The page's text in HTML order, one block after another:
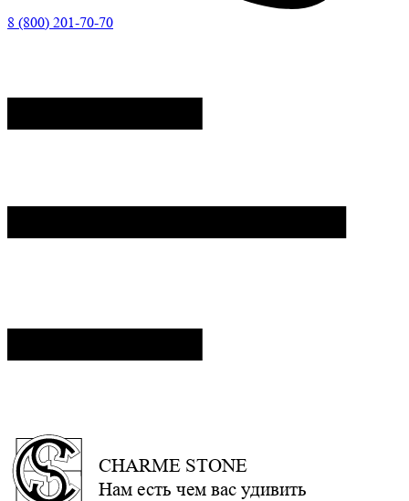
8 (800) 201-70-70
CHARME STONE
Нам есть чем вас удивить